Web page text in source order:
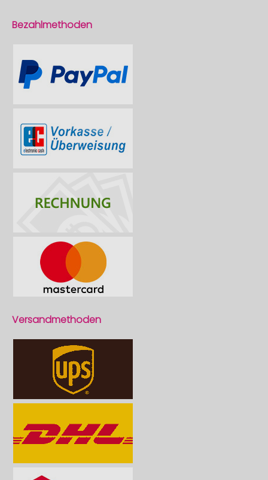
Bezahlmethoden
Versandmethoden